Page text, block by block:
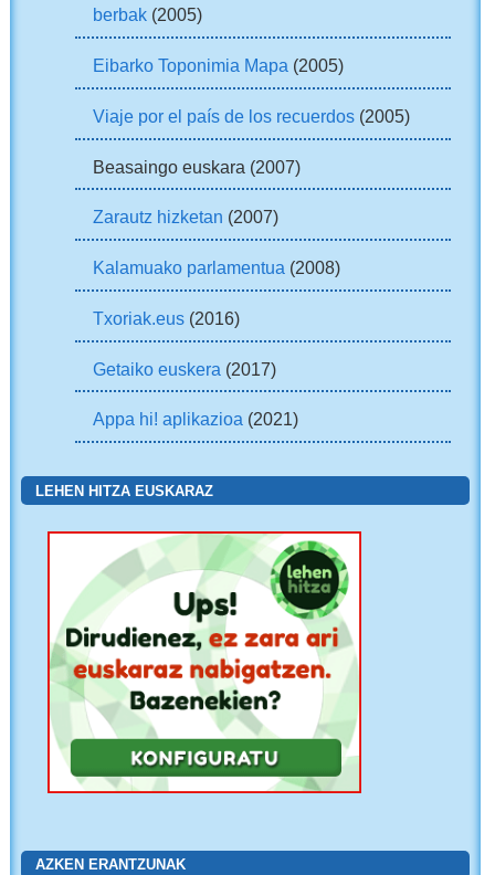
berbak(2005)
Eibarko Toponimia Mapa (2005)
Viaje por el país de los recuerdos(2005)
Beasaingo euskara (2007)
Zarautz hizketan (2007)
Kalamuako parlamentua (2008)
Txoriak.eus(2016)
Getaiko euskera (2017)
Appa hi! aplikazioa (2021)
LEHEN HITZA EUSKARAZ
AZKEN ERANTZUNAK